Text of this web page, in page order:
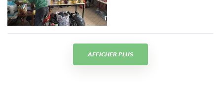
AFFICHER PLUS